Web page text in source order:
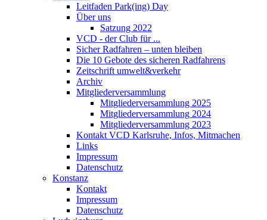
Leitfaden Park(ing) Day
Über uns
Satzung 2022
VCD - der Club für ...
Sicher Radfahren – unten bleiben
Die 10 Gebote des sicheren Radfahrens
Zeitschrift umwelt&verkehr
Archiv
Mitgliederversammlung
Mitgliederversammlung 2025
Mitgliederversammlung 2024
Mitgliederversammlung 2023
Kontakt VCD Karlsruhe, Infos, Mitmachen
Links
Impressum
Datenschutz
Konstanz
Kontakt
Impressum
Datenschutz